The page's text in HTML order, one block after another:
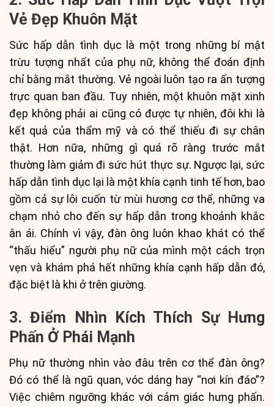
Vẻ Đẹp Khuôn Mặt
Sức hấp dẫn tình dục là một trong những bí mật
trừu tượng nhất của phụ nữ, không thể đoán định
chỉ bằng mắt thường. Vẻ ngoài luôn tạo ra ấn tượng
trực quan ban đầu. Tuy nhiên, một khuôn mặt xinh
đẹp không phải ai cũng có được tự nhiên, đôi khi là
kết quả của thẩm mỹ và có thể thiếu đi sự chân
thật. Hơn nữa, những gì quá rõ ràng trước mắt
thường làm giảm đi sức hút thực sự. Ngược lại, sức
hấp dẫn tình dục lại là một khía cạnh tinh tế hơn, bao
gồm cả sự lôi cuốn từ mùi hương cơ thể, những va
chạm nhỏ cho đến sự hấp dẫn trong khoảnh khắc
ân ái. Chính vì vậy, đàn ông luôn khao khát có thể
“thấu hiểu” người phụ nữ của mình một cách trọn
vẹn và khám phá hết những khía cạnh hấp dẫn đó,
đặc biệt là khi ở trên giường.
3. Điểm Nhìn Kích Thích Sự Hưng
Phấn Ở Phái Mạnh
Phụ nữ thường nhìn vào đâu trên cơ thể đàn ông?
Đó có thể là ngũ quan, vóc dáng hay “nơi kín đáo”?
Việc chiêm ngưỡng khác với cảm giác hưng phấn.